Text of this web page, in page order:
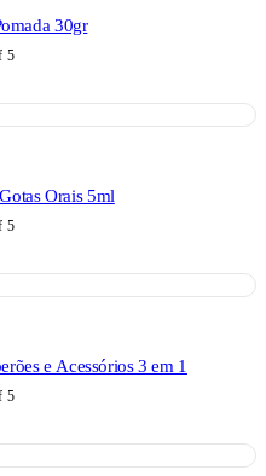
30gr
5
Orais 5ml
5
e Acessórios 3 em 1
5